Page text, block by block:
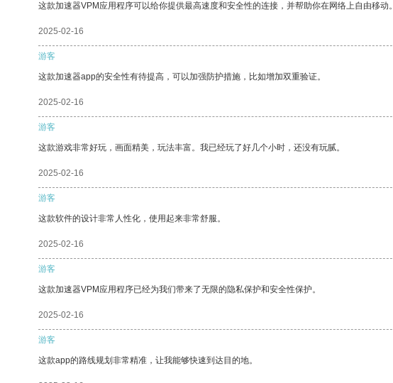
这款加速器VPM应用程序可以给你提供最高速度和安全性的连接，并帮助你在网络上自由移动。
2025-02-16
游客
这款加速器app的安全性有待提高，可以加强防护措施，比如增加双重验证。
2025-02-16
游客
这款游戏非常好玩，画面精美，玩法丰富。我已经玩了好几个小时，还没有玩腻。
2025-02-16
游客
这款软件的设计非常人性化，使用起来非常舒服。
2025-02-16
游客
这款加速器VPM应用程序已经为我们带来了无限的隐私保护和安全性保护。
2025-02-16
游客
这款app的路线规划非常精准，让我能够快速到达目的地。